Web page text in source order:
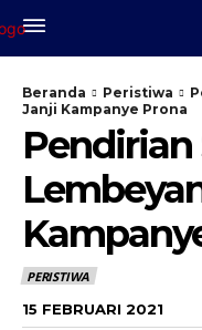
Beranda Peristiwa
Janji Kampanye Prona
Pendirian
PERISTIWA
15 FEBRUARI 2021